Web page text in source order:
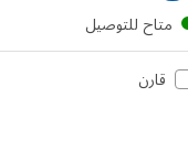
للتوصيل
قارن